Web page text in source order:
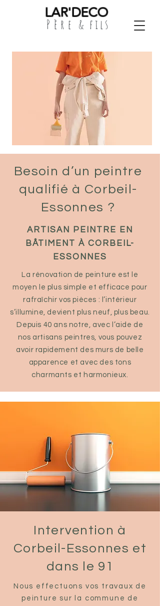
Père & fils
LAR'DECO
ARTISAN PEINTRE EN
BÂTIMENT À CORBEIL-
ESSONNES
La rénovation de peinture est le
moyen le plus simple et efficace pour
rafraîchir vos pièces : l’intérieur
s’illumine, devient plus neuf, plus beau.
Depuis 40 ans notre, avec l’aide de
nos artisans peintres, vous pouvez
avoir rapidement des murs de belle
apparence et avec des tons
charmants et harmonieux.
Besoin d’un peintre
qualifié à Corbeil-
Essonnes ?
Intervention à
Corbeil-Essonnes et
dans le 91
Nous effectuons vos travaux de
peinture sur la commune de